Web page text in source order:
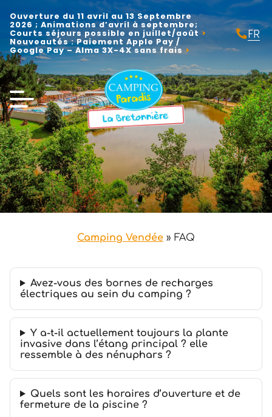
Ouverture du 11 avril au 13 Septembre
2026 ; Animations d’avril à septembre;
Courts séjours possible en juillet/août
Nouveautés : Paiement Apple Pay /
Google Pay – Alma 3X-4X sans frais
FR
NL
Camping Vendée » FAQ
Avez-vous des bornes de recharges
électriques au sein du camping ?
Y a-t-il actuellement toujours la plante
invasive dans l’étang principal ? elle
ressemble à des nénuphars ?
Quels sont les horaires d’ouverture et de
fermeture de la piscine ?